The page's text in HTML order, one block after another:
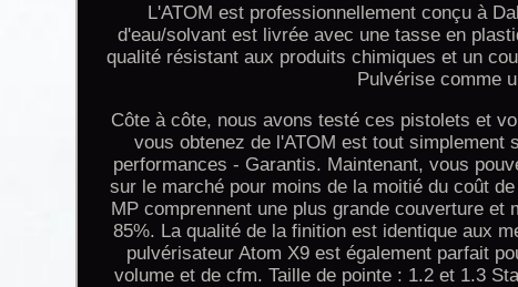
L'ATOM est professionnellement conçu à
d'eau/solvant est livrée avec une tasse en
qualité résistant aux produits chimiques et un
Pulvérise comme
Côte à côte, nous avons testé ces pistolets et
vous obtenez de l'ATOM est tout
performances - Garantis. Maintenant, vous
sur le marché pour moins de la moitié du coût
MP comprennent une plus grande couverture
85%. La qualité de la finition est identique aux
pulvérisateur Atom X9 est également parfait
volume et de cfm. Taille de pointe : 1.2 et 1.3